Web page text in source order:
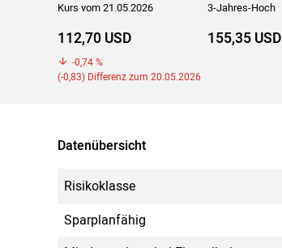
Kurs vom 21.05.2026 3-Jahres-Hoch
112,70 USD
-0,74 %
(-0,83) Differenz zum 20.05.2026
155,35 USD
Datenübersicht
Risikoklasse
Sparplanfähig